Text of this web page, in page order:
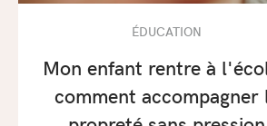
ÉDUCATION
Mon enfant rentre à
comment accompagner